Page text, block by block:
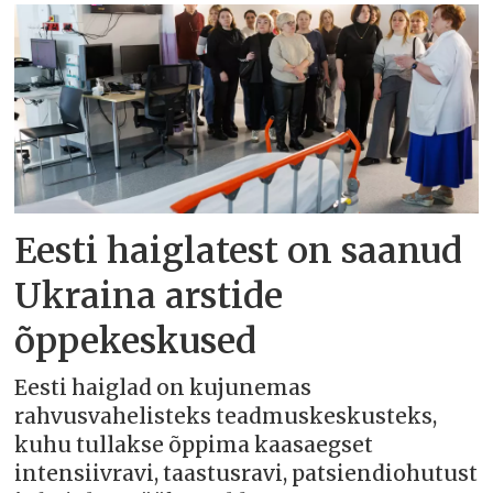
Eesti haiglatest on saanud
Ukraina arstide
õppekeskused
Eesti haiglad on kujunemas
rahvusvahelisteks teadmuskeskusteks,
kuhu tullakse õppima kaasaegset
intensiivravi, taastusravi, patsiendiohutust